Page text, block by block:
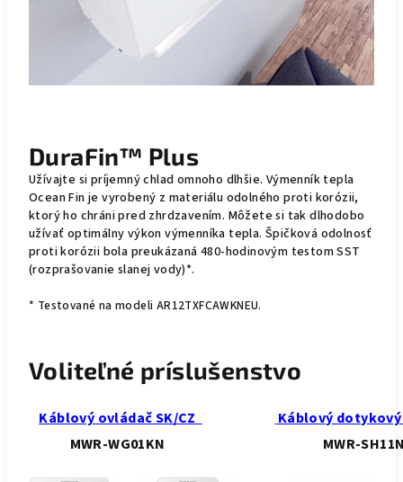
DuraFin™ Plus
Užívajte si príjemný chlad omnoho dlhšie. Výmenník tepla
Ocean Fin je vyrobený z materiálu odolného proti korózii,
ktorý ho chráni pred zhrdzavením. Môžete si tak dlhodobo
užívať optimálny výkon výmenníka tepla. Špičková odolnosť
proti korózii bola preukázaná 480-hodinovým testom SST
(rozprašovanie slanej vody)*.
* Testované na modeli AR12TXFCAWKNEU.
Voliteľné príslušenstvo
Káblový ovládač SK/CZ
Káblový
MWR-WG01KN
MWR-